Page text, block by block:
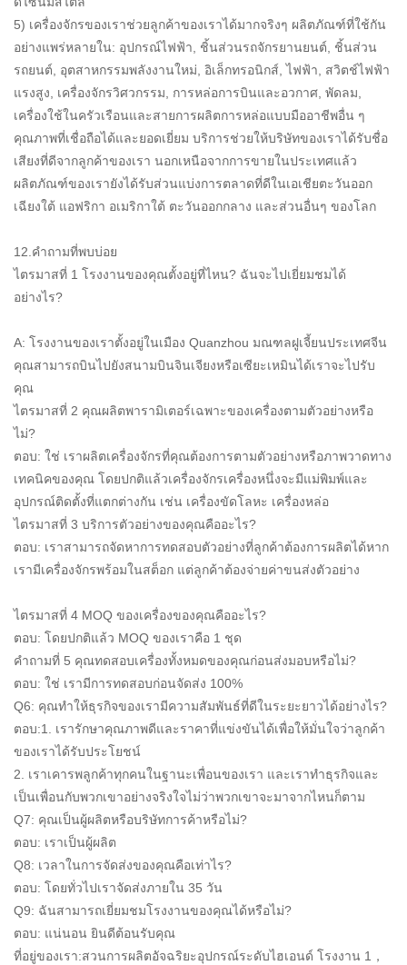
5) เครื่องจักรของเราช่วยลูกค้าของเราได้มากจริงๆ ผลิตภัณฑ์ที่ใช้กัน
อย่างแพร่หลายใน: อุปกรณ์ไฟฟ้า, ชิ้นส่วนรถจักรยานยนต์, ชิ้นส่วน
รถยนต์, อุตสาหกรรมพลังงานใหม่, อิเล็กทรอนิกส์, ไฟฟ้า, สวิตช์ไฟฟ้า
แรงสูง, เครื่องจักรวิศวกรรม, การหล่อการบินและอวกาศ, พัดลม,
เครื่องใช้ในครัวเรือนและสายการผลิตการหล่อแบบมืออาชีพอื่น ๆ
คุณภาพที่เชื่อถือได้และยอดเยี่ยม บริการช่วยให้บริษัทของเราได้รับชื่อ
เสียงที่ดีจากลูกค้าของเรา นอกเหนือจากการขายในประเทศแล้ว
ผลิตภัณฑ์ของเรายังได้รับส่วนแบ่งการตลาดที่ดีในเอเชียตะวันออก
เฉียงใต้ แอฟริกา อเมริกาใต้ ตะวันออกกลาง และส่วนอื่นๆ ของโลก
12.คำถามที่พบบ่อย
ไตรมาสที่ 1 โรงงานของคุณตั้งอยู่ที่ไหน? ฉันจะไปเยี่ยมชมได้
อย่างไร?
A: โรงงานของเราตั้งอยู่ในเมือง Quanzhou มณฑลฝูเจี้ยนประเทศจีน
คุณสามารถบินไปยังสนามบินจินเจียงหรือเซียะเหมินได้เราจะไปรับ
คุณ
ไตรมาสที่ 2 คุณผลิตพารามิเตอร์เฉพาะของเครื่องตามตัวอย่างหรือ
ไม่?
ตอบ: ใช่ เราผลิตเครื่องจักรที่คุณต้องการตามตัวอย่างหรือภาพวาดทาง
เทคนิคของคุณ โดยปกติแล้วเครื่องจักรเครื่องหนึ่งจะมีแม่พิมพ์และ
อุปกรณ์ติดตั้งที่แตกต่างกัน เช่น เครื่องขัดโลหะ เครื่องหล่อ
ไตรมาสที่ 3 บริการตัวอย่างของคุณคืออะไร?
ตอบ: เราสามารถจัดหาการทดสอบตัวอย่างที่ลูกค้าต้องการผลิตได้หาก
เรามีเครื่องจักรพร้อมในสต็อก แต่ลูกค้าต้องจ่ายค่าขนส่งตัวอย่าง
ไตรมาสที่ 4 MOQ ของเครื่องของคุณคืออะไร?
ตอบ: โดยปกติแล้ว MOQ ของเราคือ 1 ชุด
คำถามที่ 5 คุณทดสอบเครื่องทั้งหมดของคุณก่อนส่งมอบหรือไม่?
ตอบ: ใช่ เรามีการทดสอบก่อนจัดส่ง 100%
Q6: คุณทำให้ธุรกิจของเรามีความสัมพันธ์ที่ดีในระยะยาวได้อย่างไร?
ตอบ:1. เรารักษาคุณภาพดีและราคาที่แข่งขันได้เพื่อให้มั่นใจว่าลูกค้า
ของเราได้รับประโยชน์
2. เราเคารพลูกค้าทุกคนในฐานะเพื่อนของเรา และเราทำธุรกิจและ
เป็นเพื่อนกับพวกเขาอย่างจริงใจไม่ว่าพวกเขาจะมาจากไหนก็ตาม
Q7: คุณเป็นผู้ผลิตหรือบริษัทการค้าหรือไม่?
ตอบ: เราเป็นผู้ผลิต
Q8: เวลาในการจัดส่งของคุณคือเท่าไร?
ตอบ: โดยทั่วไปเราจัดส่งภายใน 35 วัน
Q9: ฉันสามารถเยี่ยมชมโรงงานของคุณได้หรือไม่?
ตอบ: แน่นอน ยินดีต้อนรับคุณ
ที่อยู่ของเรา:สวนการผลิตอัจฉริยะอุปกรณ์ระดับไฮเอนด์ โรงงาน 1，